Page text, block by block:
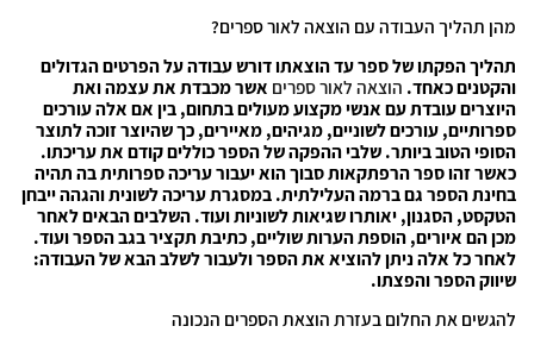
מהן תהליך העבודה עם הוצאה לאור ספרים?
תהליך הפקתו של ספר עד הוצאתו דורש עבודה על הפרטים הגדולים
והקטנים כאחד. הוצאה לאור ספרים אשר מכבדת את עצמה ואת
היוצרים עובדת עם אנשי מקצוע מעולים בתחום, בין אם אלה עורכים
ספרותיים, עורכים לשוניים, מגיהים, מאיירים, כך שהיוצר זוכה לתוצר
הסופי הטוב ביותר. שלבי ההפקה של הספר כוללים קודם את עריכתו.
כאשר זהו ספר הרפתקאות סבוך הוא יעבור עריכה ספרותית בה תהיה
בחינת הספר גם ברמה העלילתית. במסגרת עריכה לשונית והגהה ייבחן
הטקסט, הסגנון, יאותרו שגיאות לשוניות ועוד. השלבים הבאים לאחר
מכן הם איורים, הוספת הערות שוליים, כתיבת תקציר בגב הספר ועוד.
לאחר כל אלה ניתן להוציא את הספר ולעבור לשלב הבא של העבודה:
שיווק הספר והפצתו.
להגשים את החלום בעזרת הוצאת הספרים הנכונה